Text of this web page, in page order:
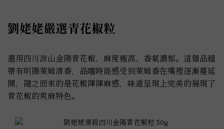
劉姥姥嚴選青花椒粒
選用四川涼山金陽青花椒，麻度極高、香氣濃郁。這個品種
帶有明顯萊姆清香，品嚐時能感受到萊姆香在嘴裡逐漸蔓延
開，隨之而來的是花椒陣陣麻感，味道呈現上完美的展現了
青花椒的爽麻特色。